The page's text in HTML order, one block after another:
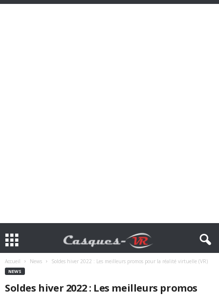
Accueil News Soldes hiver 2022 : Les meilleurs promos pour la réalité virtuelle (VR)
NEWS
Soldes hiver 2022 : Les meilleurs promos